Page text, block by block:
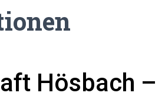
Hösbach –